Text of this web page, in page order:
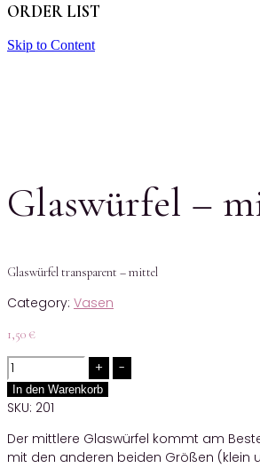
ORDER LIST
Skip to Content
Glaswürfel –
Glaswürfel transparent – mittel
Category: Vasen
1,50 €
Quantity
In den Warenkorb
SKU: 201
Der mittlere Glaswürfel kommt am
mit den anderen beiden Größen (klein